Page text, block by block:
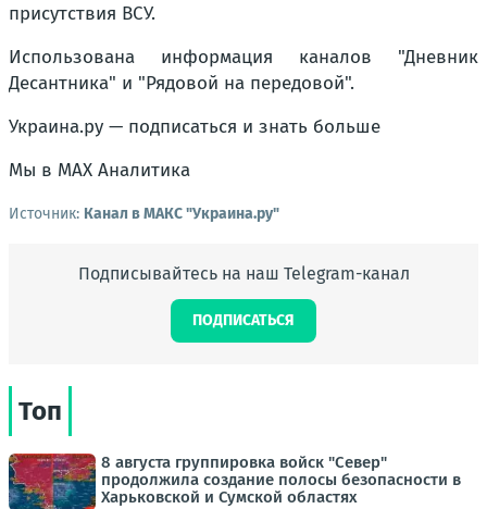
присутствия ВСУ.
Использована информация каналов "Дневник
Десантника" и "Рядовой на передовой".
Украина.ру — подписаться и знать больше
Мы в MAX Аналитика
Источник: Канал в МАКС "Украина.ру"
Подписывайтесь на наш Telegram-канал
ПОДПИСАТЬСЯ
Топ
8 августа группировка войск "Север"
продолжила создание полосы безопасности в
Харьковской и Сумской областях